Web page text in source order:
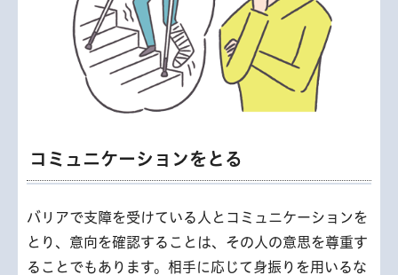
コミュニケーションをとる
バリアで支障を受けている人とコミュニケーションを
とり、意向を確認することは、その人の意思を尊重す
ることでもあります。相手に応じて身振りを用いるな